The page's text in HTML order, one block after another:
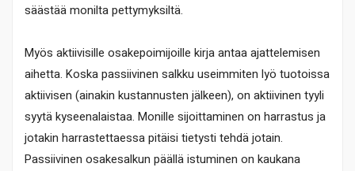
säästää monilta pettymyksiltä.
Myös aktiivisille osakepoimijoille kirja antaa ajattelemisen
aihetta. Koska passiivinen salkku useimmiten lyö tuotoissa
aktiivisen (ainakin kustannusten jälkeen), on aktiivinen tyyli
syytä kyseenalaistaa. Monille sijoittaminen on harrastus ja
jotakin harrastettaessa pitäisi tietysti tehdä jotain.
Passiivinen osakesalkun päällä istuminen on kaukana